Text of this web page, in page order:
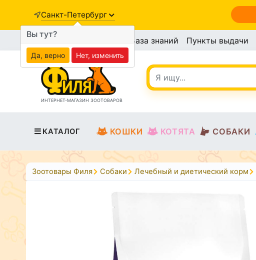
Санкт-Петербург
База знаний Пункты выдачи
ИНТЕРНЕТ-МАГАЗИН ЗООТОВАРОВ
КАТАЛОГ КОШКИ КОТЯТА СОБАКИ
Зоотовары Филя Собаки Лечебный и диетический корм
Вы тут?
Да, верно Нет, изменить